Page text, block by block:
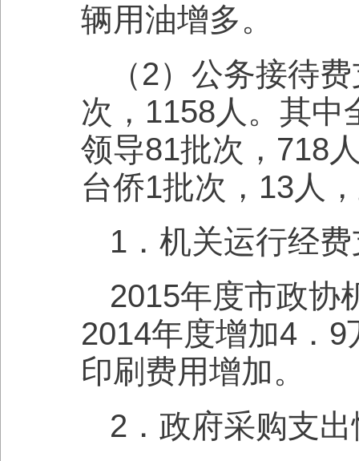
辆用油增多。
（2）公务接待
次，1158人。其中
领导81批次，718
台侨1批次，13人
1．机关运行经
2015年度市政协
2014年度增加4．
印刷费用增加。
2．政府采购支